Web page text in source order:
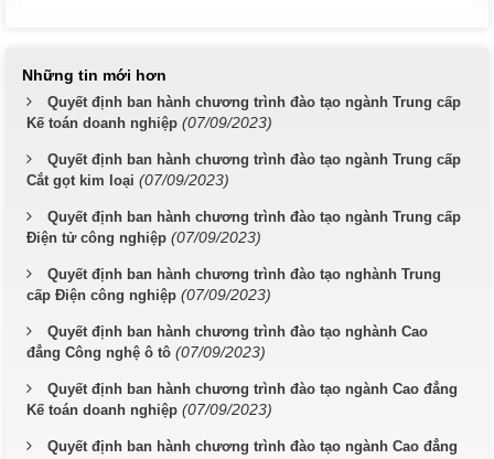
Những tin mới hơn
Quyết định ban hành chương trình đào tạo ngành Trung cấp
Kế toán doanh nghiệp (07/09/2023)
Quyết định ban hành chương trình đào tạo ngành Trung cấp
Cắt gọt kim loại (07/09/2023)
Quyết định ban hành chương trình đào tạo ngành Trung cấp
Điện tử công nghiệp (07/09/2023)
Quyết định ban hành chương trình đào tạo nghành Trung
cấp Điện công nghiệp (07/09/2023)
Quyết định ban hành chương trình đào tạo nghành Cao
đẳng Công nghệ ô tô (07/09/2023)
Quyết định ban hành chương trình đào tạo ngành Cao đẳng
Kế toán doanh nghiệp (07/09/2023)
Quyết định ban hành chương trình đào tạo ngành Cao đẳng